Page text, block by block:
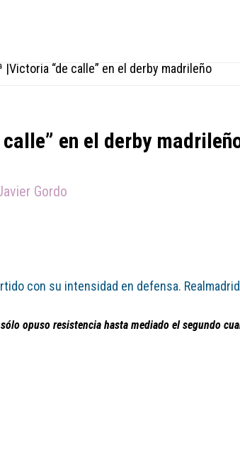
|Victoria “de calle” en el derby madrileño
en el derby
Gordo
con su intensidad en defensa.
opuso resistencia hasta mediado el segundo